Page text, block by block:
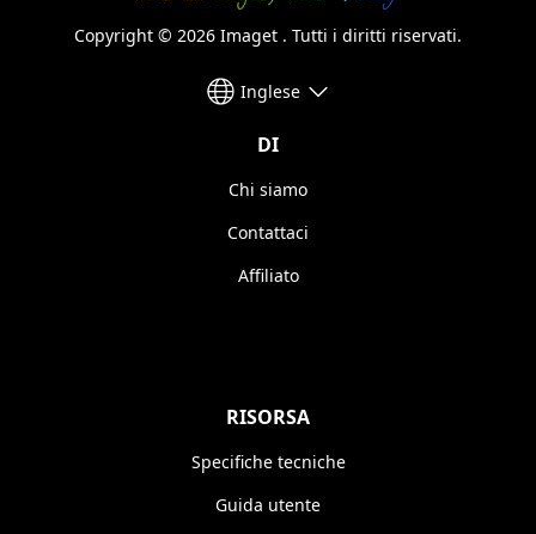
Copyright © 2026 Imaget . Tutti i diritti riservati.
Inglese
DI
Chi siamo
Contattaci
Affiliato
RISORSA
Specifiche tecniche
Guida utente